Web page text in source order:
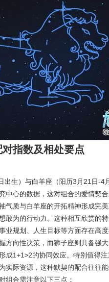
指数及相处要点
出生）与白羊座（阳历3月21日-4
中心的数据，这对组合的爱情契
气质与白羊座的开拓精神形成完
敢为的行动力。这种相互欣赏的
业规划、人生目标等方面存在高度
方向性决策，而狮子座则具备强
成1+1>2的协同效应。特别值得
实际资源，这种默契的配合往往能
组合需注意以下三点：